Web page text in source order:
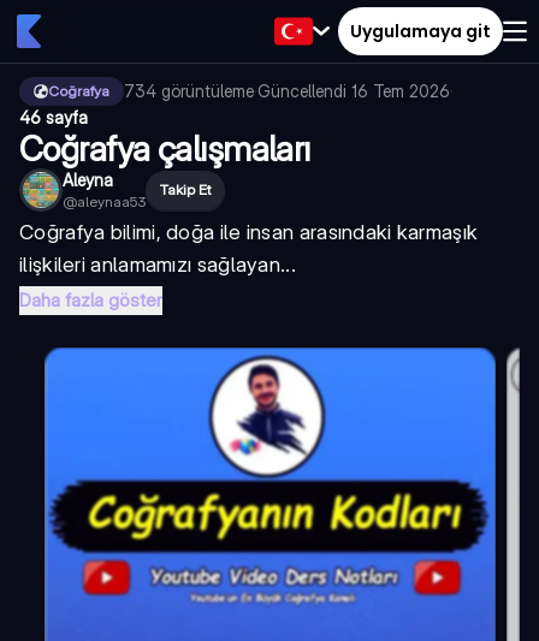
Uygulamaya git
Coğrafya 734 görüntüleme·Güncellendi 16 Tem 2026·
46 sayfa
Coğrafya çalışmaları
Aleyna
@aleynaa53
Takip Et
Coğrafya bilimi, doğa ile insan arasındaki karmaşık
ilişkileri anlamamızı sağlayan...
Daha fazla göster